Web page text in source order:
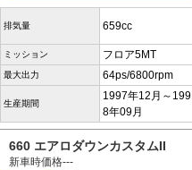
排気量 659cc
ミッション フロア5MT
最大出力 64ps/6800rpm
生産期間
1997年12月～199
8年09月
660 エアロダウンカスタムII
新車時価格---